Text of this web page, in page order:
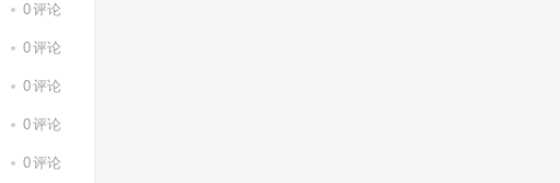
0评论
0评论
0评论
0评论
0评论